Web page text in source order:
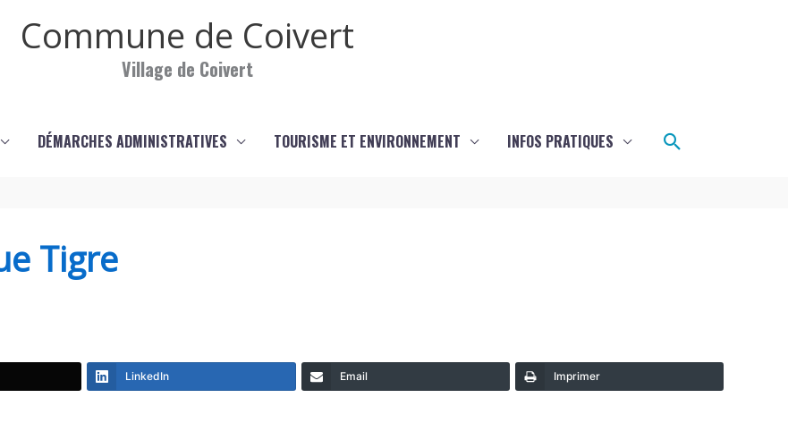
Commune de Coivert
Village de Coivert
DÉMARCHES ADMINISTRATIVES TOURISME ET ENVIRONNEMENT INFOS PRATIQUES Rechercher
Tigre
LinkedIn Email Imprimer